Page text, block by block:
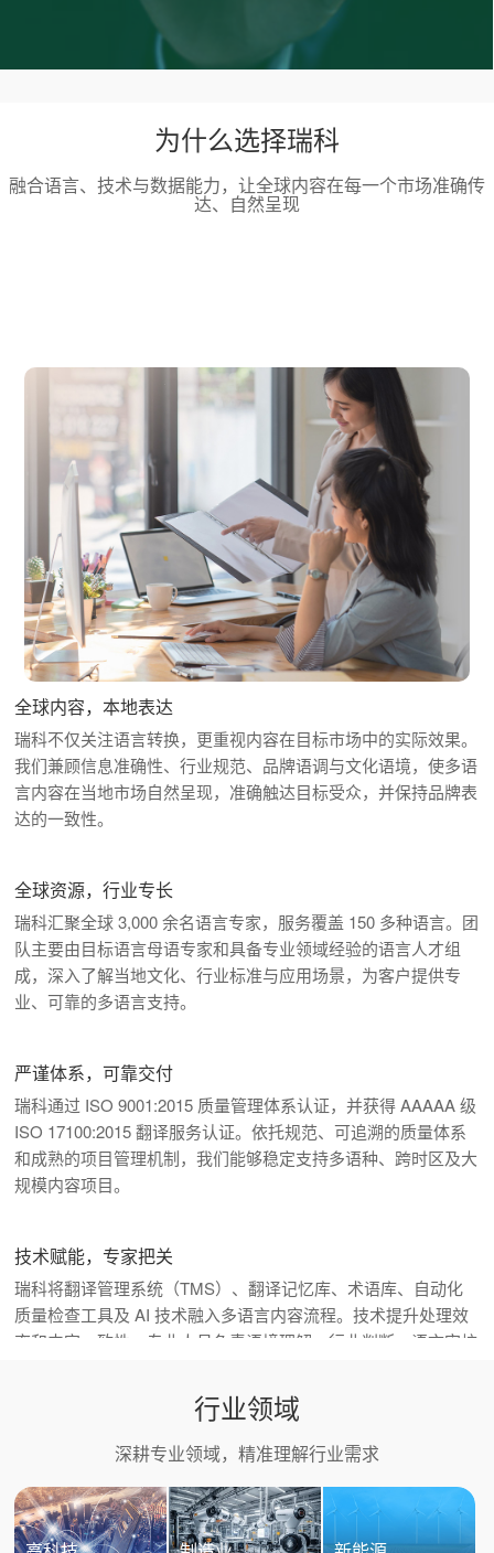
为什么选择瑞科
融合语言、技术与数据能力，让全球内容在每一个市场准确传
达、自然呈现
全球内容，本地表达
瑞科不仅关注语言转换，更重视内容在目标市场中的实际效果。
我们兼顾信息准确性、行业规范、品牌语调与文化语境，使多语
言内容在当地市场自然呈现，准确触达目标受众，并保持品牌表
达的一致性。
全球资源，行业专长
瑞科汇聚全球 3,000 余名语言专家，服务覆盖 150 多种语言。团
队主要由目标语言母语专家和具备专业领域经验的语言人才组
成，深入了解当地文化、行业标准与应用场景，为客户提供专
业、可靠的多语言支持。
严谨体系，可靠交付
瑞科通过 ISO 9001:2015 质量管理体系认证，并获得 AAAAA 级
ISO 17100:2015 翻译服务认证。依托规范、可追溯的质量体系
和成熟的项目管理机制，我们能够稳定支持多语种、跨时区及大
规模内容项目。
技术赋能，专家把关
瑞科将翻译管理系统（TMS）、翻译记忆库、术语库、自动化
质量检查工具及 AI 技术融入多语言内容流程。技术提升处理效
率和内容一致性，专业人员负责语境理解、行业判断、语言审校
多语言数据，赋能 AI 创新
及模型评测服务，为大语言模型、语音识别和多模态 AI 应用提
供可靠支持，帮助客户提升模型在不同语言、文化和专业场景中
行业领域
深耕专业领域，精准理解行业需求